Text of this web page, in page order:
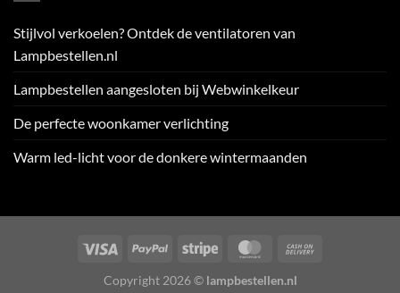
Stijlvol verkoelen? Ontdek de ventilatoren van
Lampbestellen.nl
Lampbestellen aangesloten bij Webwinkelkeur
De perfecte woonkamer verlichting
Warm led-licht voor de donkere wintermaanden
Visa PayPal Stripe MasterCard
Copyright 2026 © lampbestellen.nl